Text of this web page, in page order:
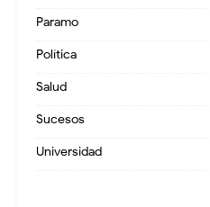
Paramo
Política
Salud
Sucesos
Universidad